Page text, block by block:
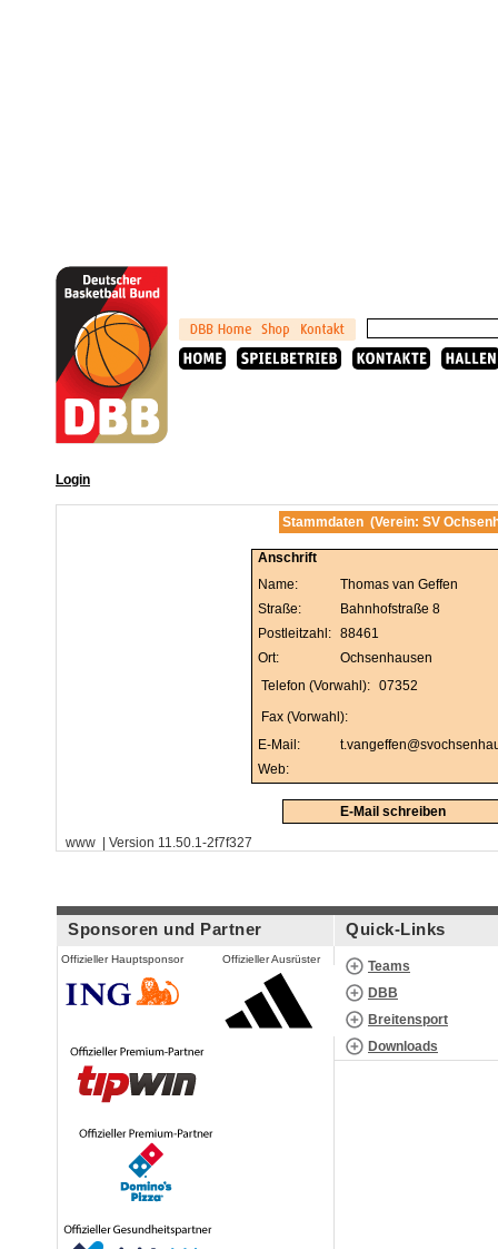
Login
Stammdaten (Verein: SV
Anschrift
Name:
Thomas van Geffen
Straße:
Bahnhofstraße 8
Postleitzahl: 88461
Ort:
Ochsenhausen
Telefon (Vorwahl): 07352
Fax (Vorwahl):
E-Mail:
Web:
E-Mail schreiben
www | Version 11.50.1-2f7f327
Sponsoren und Partner
Offizieller Hauptsponsor Offizieller Ausrüster
Quick-Links
Teams
DBB
Breitensport
Downloads